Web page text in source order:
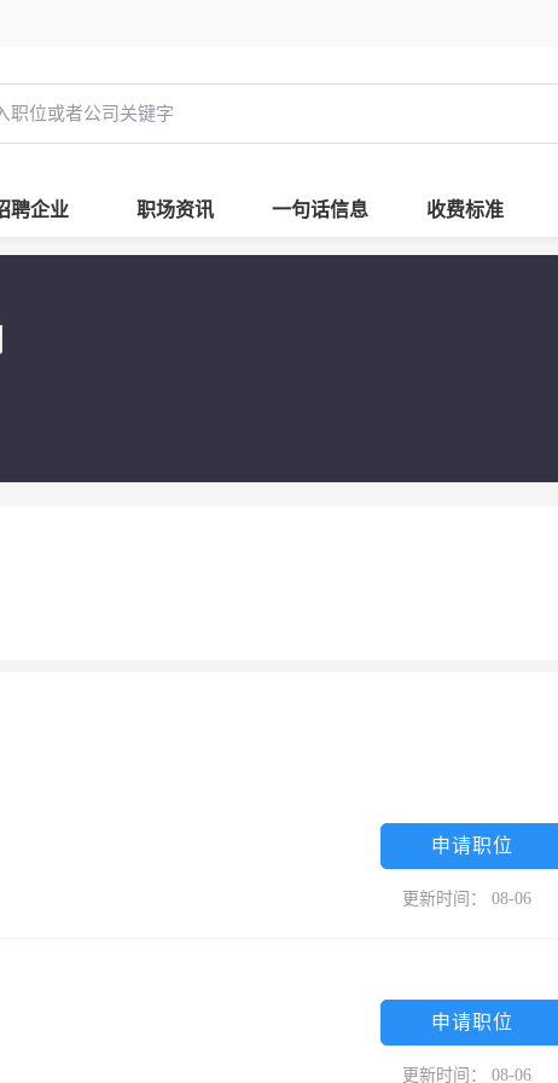
聘企业 职场资讯 一句话信息 收费标准
申请职位
更新时间： 08-06
申请职位
更新时间： 08-06